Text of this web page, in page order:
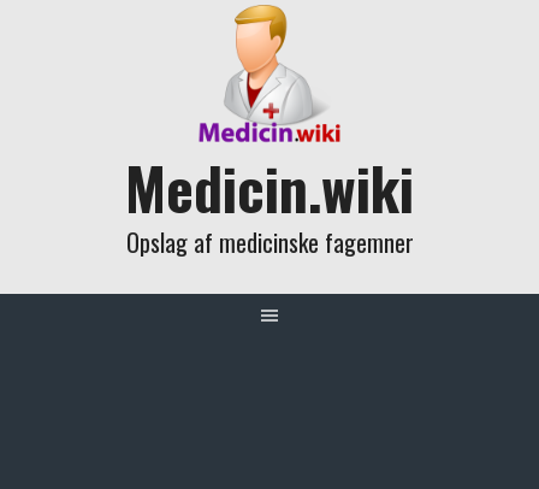
Medicin.wiki
Opslag af medicinske fagemner